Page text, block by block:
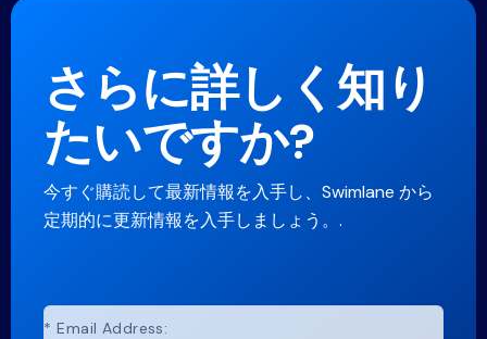
さらに詳しく知り
たいですか?
今すぐ購読して最新情報を入手し、Swimlane から
定期的に更新情報を入手しましょう。.
* Email Address: